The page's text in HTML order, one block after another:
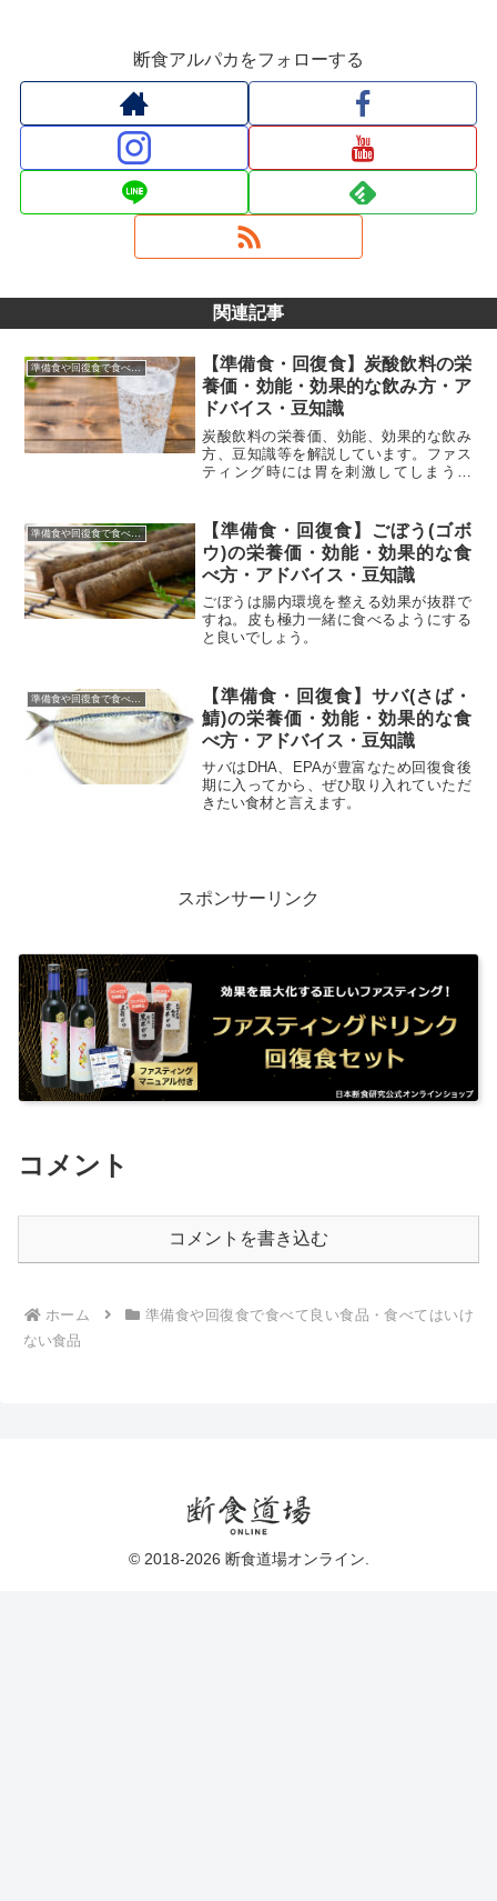
断食アルパカをフォローする
関連記事
準備食や回復食で食べて良い食品・食べてはいけない食品
【準備食・回復食】炭酸飲料の栄
養価・効能・効果的な飲み方・ア
ドバイス・豆知識
炭酸飲料の栄養価、効能、効果的な飲み
方、豆知識等を解説しています。ファス
ティング時には胃を刺激してしまうた
の生活に取り入れてみてほしい飲料で
す。
準備食や回復食で食べて良い食品・食べてはいけない食品
【準備食・回復食】ごぼう(ゴボ
ウ)の栄養価・効能・効果的な食
べ方・アドバイス・豆知識
ごぼうは腸内環境を整える効果が抜群で
すね。皮も極力一緒に食べるようにする
と良いでしょう。
準備食や回復食で食べて良い食品・食べてはいけない食品
【準備食・回復食】サバ(さば・
鯖)の栄養価・効能・効果的な食
べ方・アドバイス・豆知識
サバはDHA、EPAが豊富なため回復食後
期に入ってから、ぜひ取り入れていただ
きたい食材と言えます。
スポンサーリンク
コメント
コメントを書き込む
ホーム
準備食や回復食で食べて良い食品・食べてはいけ
ない食品
© 2018-2026 断食道場オンライン.